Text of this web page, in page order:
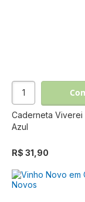
Caderneta Viverei
Azul
R$ 31,90